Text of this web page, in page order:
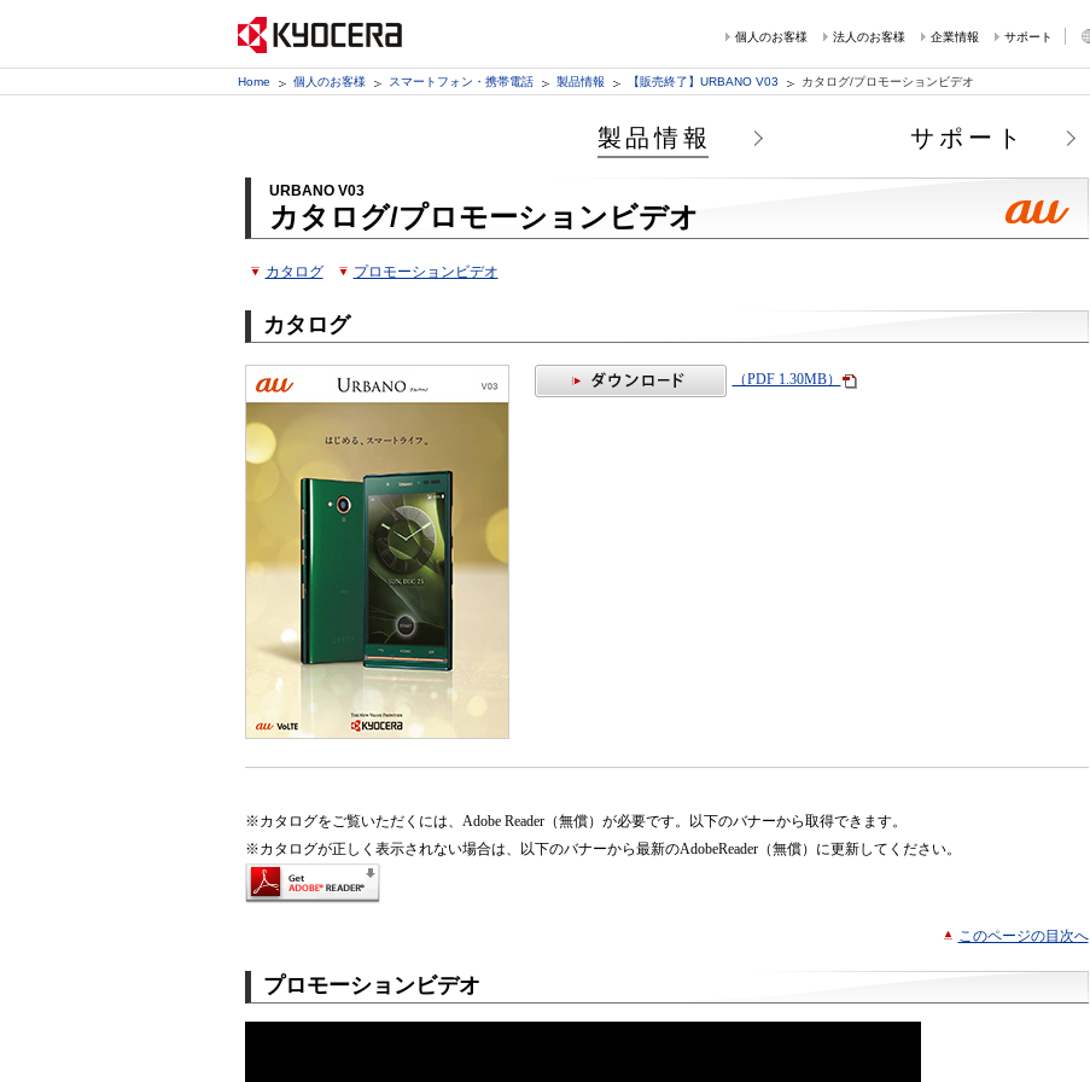
個人のお客様 法人のお客様 企業情報 サポート
Home 個人のお客様 スマートフォン・携帯電話 製品情報 【販売終了】URBANO V03 カタログ/プロモーションビデオ
製品情報 サポート
URBANO V03
カタログ/プロモーションビデオ
カタログ プロモーションビデオ
カタログ
（PDF 1.30MB）
※カタログをご覧いただくには、Adobe Reader（無償）が必要です。以下のバナーから取得できます。
※カタログが正しく表示されない場合は、以下のバナーから最新のAdobeReader（無償）に更新してください。
このページの目次へ
プロモーションビデオ